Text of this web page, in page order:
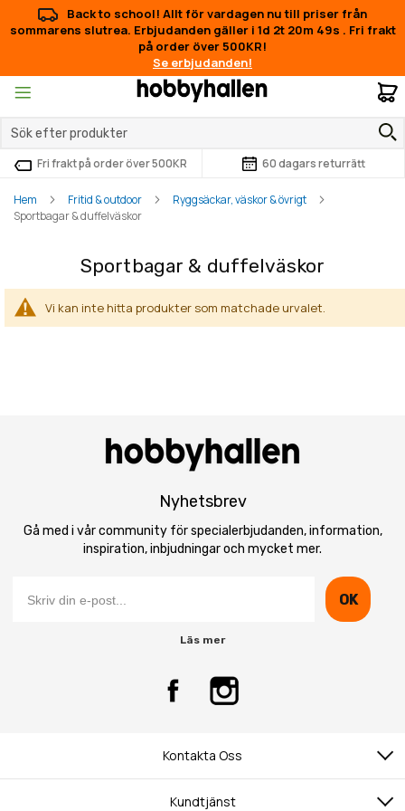
Back to school! Allt för vardagen nu till priser från
sommarens slutrea. Erbjudanden gäller i 1d 2t 20m 49s . Fri frakt
på order över 500KR!
Se erbjudanden!
Fri frakt på order över 500KR 60 dagars returrätt
Hem Fritid & outdoor
Ryggsäckar, väskor & övrigt
Sportbagar & duffelväskor
Sportbagar & duffelväskor
Vi kan inte hitta produkter som matchade urvalet.
Nyhetsbrev
Gå med i vår community för specialerbjudanden, information,
inspiration, inbjudningar och mycket mer.
OK
Läs mer
Kontakta Oss
Kundtjänst